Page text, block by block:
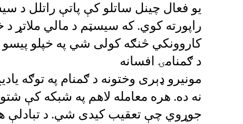
یو فعال چینل ساتلو کې پاتې راتلل د
راپورته کوي. که سیسټم د مالي ملاتړ
کاروونکي څنګه کولی شي په خپلو
د ګمنامۍ افسانه
مونیرو ډېری وختونه د ګمنام په توګه
نه ده. هره معامله لاهم په شبکه کې
جوړوي چې تعقیب کیدی شي. د تبادلې